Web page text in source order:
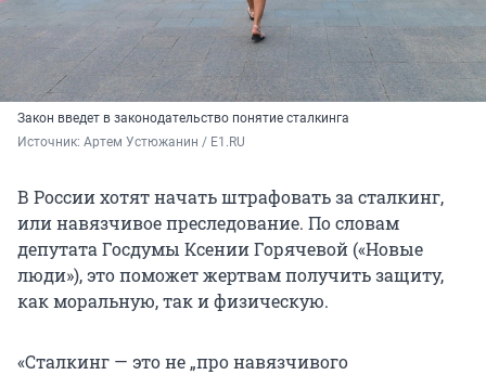
Закон введет в законодательство понятие сталкинга
Источник: Артем Устюжанин / E1.RU
В России хотят начать штрафовать за сталкинг,
или навязчивое преследование. По словам
депутата Госдумы Ксении Горячевой («Новые
люди»), это поможет жертвам получить защиту,
как моральную, так и физическую.
«Сталкинг — это не „про навязчивого